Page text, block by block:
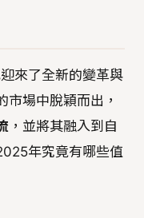
來了全新的變革與
市場中脫穎而出，
，並將其融入到自
年究竟有哪些值